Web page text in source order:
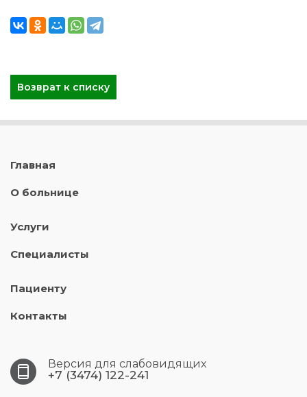
Возврат к списку
Главная
О больнице
Услуги
Специалисты
Пациенту
Контакты
Версия для слабовидящих
+7 (3474) 122-241